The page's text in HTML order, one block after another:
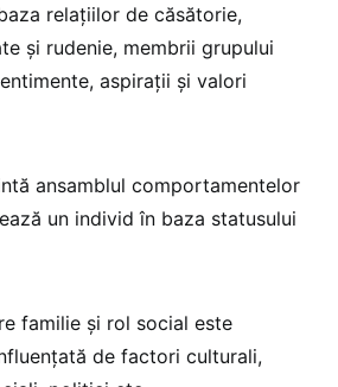
relațiilor de căsătorie,
și rudenie, membrii grupului
aspirații și valori
ansamblul comportamentelor
un individ în baza statusului
familie și rol social este
de factori culturali,